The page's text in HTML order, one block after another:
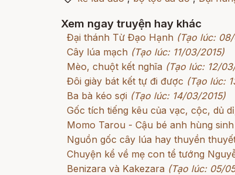
Xem ngay truyện hay khác
Đại thánh Từ Đạo Hạnh (Tạo lúc:
Cây lúa mạch (Tạo lúc: 11/03/2015)
Mèo, chuột kết nghĩa (Tạo lúc: 12/
Đôi giày bát kết tự đi được (Tạo lúc:
Ba bà kéo sợi (Tạo lúc: 14/03/2015)
Gốc tích tiếng kêu của vạc, cộc, dủ
Momo Tarou - Cậu bé anh hùng
Nguồn gốc cây lúa hay thuyền
Chuyện kể về mẹ con tể tướng
Benizara và Kakezara (Tạo lúc: 05/